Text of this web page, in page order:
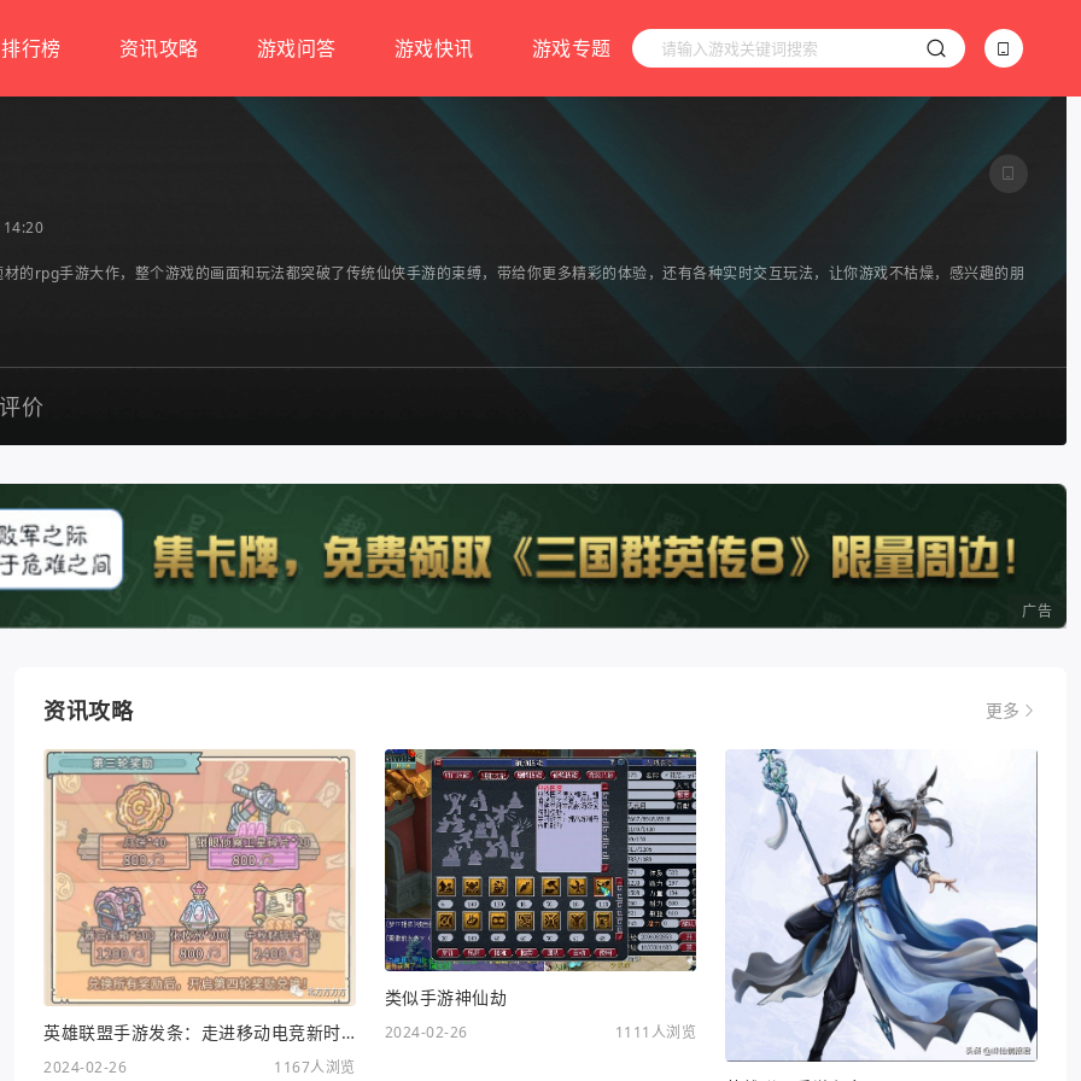
排行榜 资讯攻略 游戏问答 游戏快讯 游戏专题
14:20
的rpg手游大作，整个游戏的画面和玩法都突破了传统仙侠手游的束缚，带给你更多精彩的体验，还有各种实时交互玩法，让你游戏不枯燥，感兴趣的朋
价
广告
资讯攻略 更多
英雄联盟手游发条：走进移动电竞新时代
2024-02-26 1167人浏览
类似手游神仙劫
2024-02-26 1111人浏览